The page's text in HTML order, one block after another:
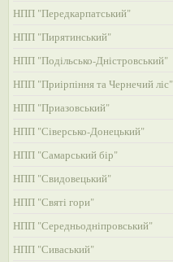
НПП "Передкарпатський"
НПП "Пирятинський"
НПП "Подільсько-Дністровський"
НПП "Приірпіння та Чернечий ліс"
НПП "Приазовський"
НПП "Сіверсько-Донецький"
НПП "Самарський бір"
НПП "Свидовецький"
НПП "Святі гори"
НПП "Середньодніпровський"
НПП "Сиваський"